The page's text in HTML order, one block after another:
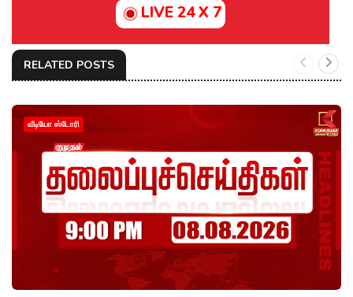
LIVE 24 X 7
RELATED POSTS
வீடியோ ஸ்டோரி